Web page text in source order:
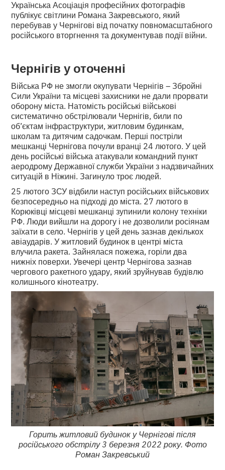
Українська Асоціація професійних фотографів
публікує світлини Романа Закревського, який
перебував у Чернігові від початку повномасштабного
російського вторгнення та документував події війни.
Чернігів у оточенні
Війська РФ не змогли окупувати Чернігів – Збройні
Сили України та місцеві захисники не дали прорвати
оборону міста. Натомість російські військові
систематично обстрілювали Чернігів, били по
об’єктам інфраструктури, житловим будинкам,
школам та дитячим садочкам. Перші постріли
мешканці Чернігова почули вранці 24 лютого. У цей
день російські війська атакували командний пункт
аеродрому Державної служби України з надзвичайних
ситуацій в Ніжині. Загинуло троє людей.
25 лютого ЗСУ відбили наступ російських військових
безпосередньо на підході до міста. 27 лютого в
Корюківці місцеві мешканці зупинили колону техніки
РФ. Люди вийшли на дорогу і не дозволили росіянам
заїхати в село. Чернігів у цей день зазнав декількох
авіаударів. У житловий будинок в центрі міста
влучила ракета. Зайнялася пожежа, горіли два
нижніх поверхи. Увечері центр Чернігова зазнав
чергового ракетного удару, який зруйнував будівлю
колишнього кінотеатру.
Горить житловий будинок у Чернігові після
російського обстрілу 3 березня 2022 року. Фото
Роман Закревський